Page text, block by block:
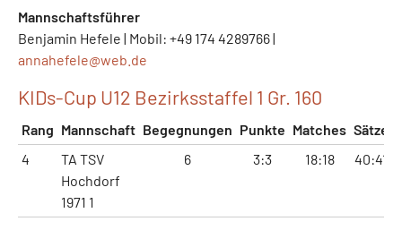
Mannschaftsführer
Benjamin Hefele | Mobil: +49 174 4289766 |
annahefele@web.de
KIDs-Cup U12 Bezirksstaffel 1 Gr. 160
Rang Mannschaft Begegnungen Punkte Matches Sätze
4
TA TSV
Hochdorf
1971 1
6 3:3 18:18 40:41